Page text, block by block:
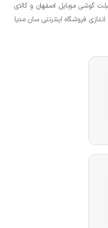
گوشی موبایل اصفهان و کالای
فروشگاه اینترنتی سان مدیا
با بهترین قیمت را تجربه